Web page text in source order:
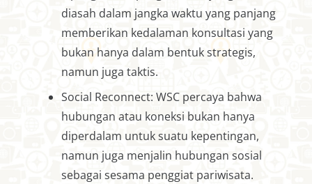
diasah dalam jangka waktu yang panjang
memberikan kedalaman konsultasi yang
bukan hanya dalam bentuk strategis,
namun juga taktis.
Social Reconnect: WSC percaya bahwa
hubungan atau koneksi bukan hanya
diperdalam untuk suatu kepentingan,
namun juga menjalin hubungan sosial
sebagai sesama penggiat pariwisata.